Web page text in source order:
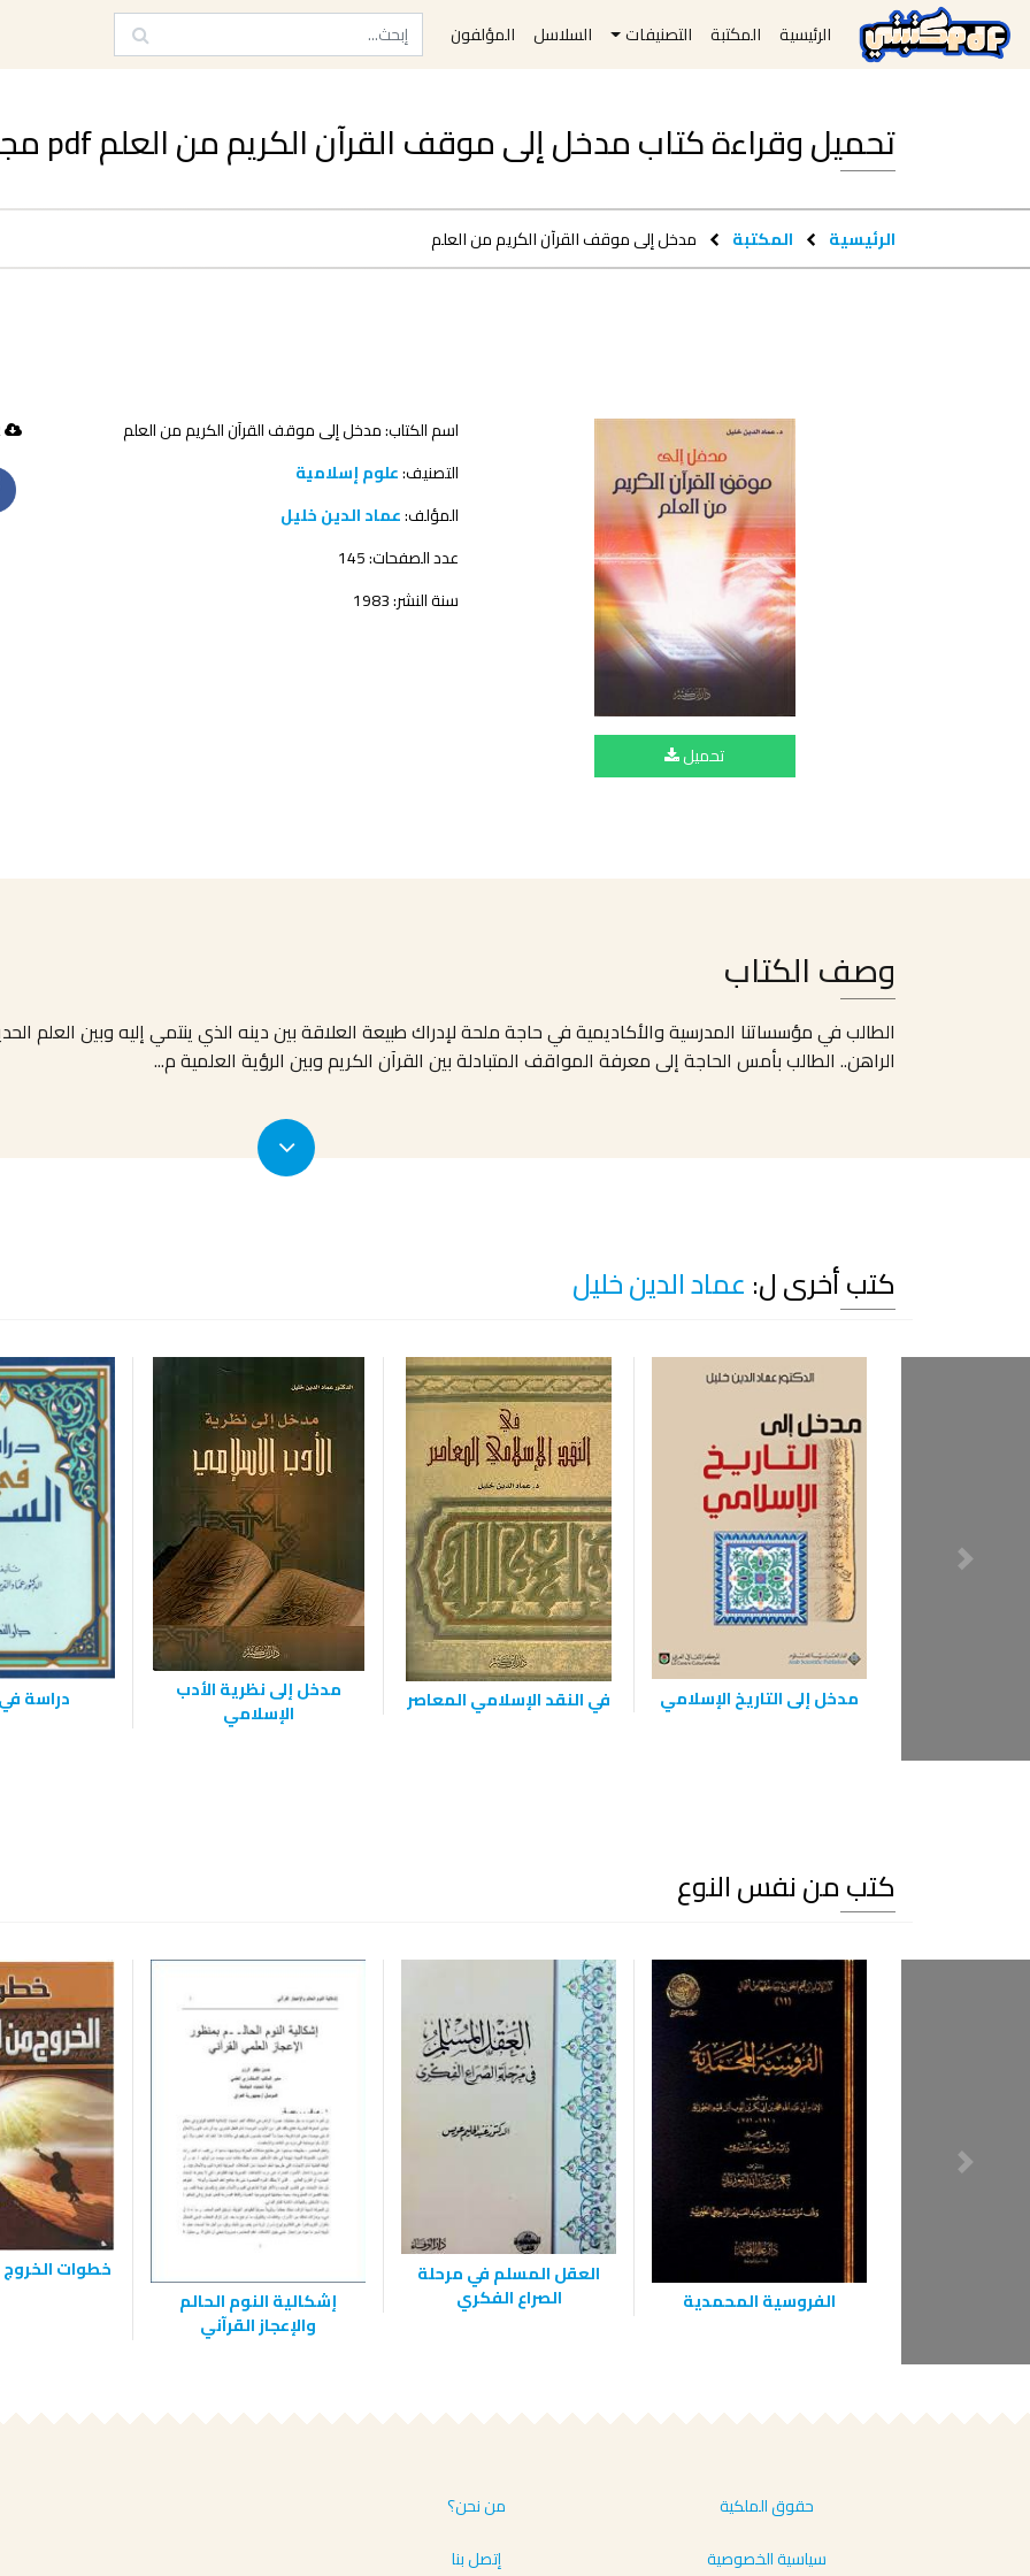
الرئيسية المكتبة التصنيفات السلاسل المؤلفون
تحميل وقراءة كتاب مدخل إلى موقف القرآن الكريم من العلم pdf مجاناً
الرئيسية المكتبة مدخل إلى موقف القرآن الكريم من العلم
تحميل
اسم الكتاب: مدخل إلى موقف القرآن الكريم من العلم
التصنيف:علوم إسلامية
المؤلف:عماد الدين خليل
عدد الصفحات: 145
سنة النشر: 1983
وصف الكتاب
الطالب في مؤسساتنا المدرسية والأكاديمية في حاجة ملحة لإدراك طبيعة العلاقة بين دينه الذي ينتمي إليه وبين
الراهن.. الطالب بأمس الحاجة إلى معرفة المواقف المتبادلة بين القرآن الكريم وبين الرؤية العلمية م...
كتب أخرى ل: عماد الدين خليل
مدخل إلى التاريخ الإسلامي في النقد الإسلامي المعاصر مدخل إلى نظرية الأدب
الإسلامي دراسة
كتب من نفس النوع
الفروسية المحمدية
العقل المسلم في مرحلة
الصراع الفكري إشكالية النوم الحالم
والإعجاز القرآني
خطوات
حقوق الملكية
سياسية الخصوصية
من نحن؟
إتصل بنا